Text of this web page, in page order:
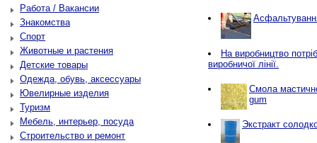
Работа / Вакансии
Знакомства
Спорт
Животные и растения
Детские товары
Одежда, обувь, аксессуары
Ювелирные изделия
Туризм
Мебель, интерьер, посуда
Строительство и ремонт
Нa виробництво
виробничої лінії.
Смола
gum
Экстракт